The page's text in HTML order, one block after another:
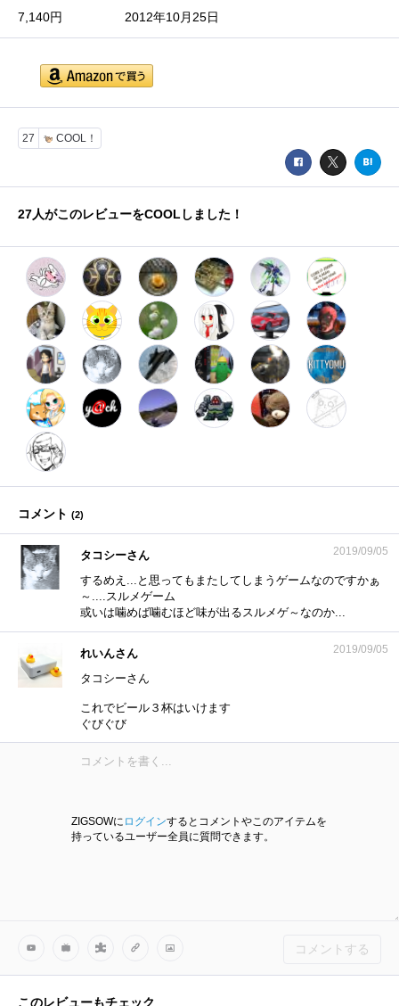
7,140円
2012年10月25日
27 COOL！
27人がこのレビューをCOOLしました！
コメント (2)
タコシーさん 2019/09/05
するめえ...と思ってもまたしてしまうゲームなのですかぁ
～....スルメゲーム
或いは噛めば噛むほど味が出るスルメゲ～なのか...
れいんさん 2019/09/05
タコシーさん
これでビール３杯はいけます
ぐびぐび
ZIGSOWに ログインするとコメントやこのアイテムを
持っているユーザー全員に質問できます。
コメントする
このレビューもチェック